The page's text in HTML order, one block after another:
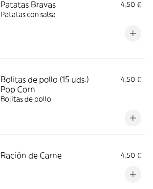
Patatas Bravas
4,50 €
Patatas con salsa
Bolitas de pollo (15 uds.)
Pop Corn
4,50 €
Bolitas de pollo
Ración de Carne 4,50 €